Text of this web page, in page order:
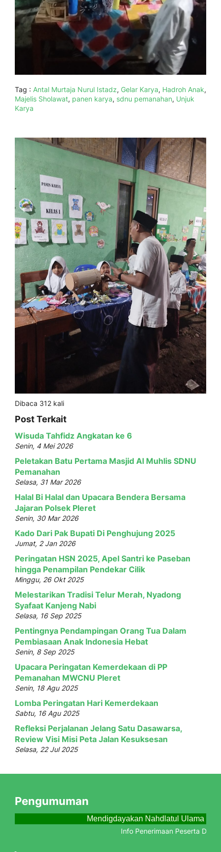
Tag : Antal Murtaja Nurul Istadz, Gelar Karya, Hadroh Anak,
Majelis Sholawat, panen karya, sdnu pemanahan, Unjuk
Karya
Dibaca 312 kali
Post Terkait
Wisuda Tahfidz Angkatan ke 6
Senin, 4 Mei 2026
Peletakan Batu Pertama Masjid Al Muhlis SDNU
Pemanahan
Selasa, 31 Mar 2026
Halal Bi Halal dan Upacara Bendera Bersama
Jajaran Polsek Pleret
Senin, 30 Mar 2026
Kado Dari Pak Bupati Di Penghujung 2025
Jumat, 2 Jan 2026
Peringatan HSN 2025, Apel Santri ke Paseban
hingga Penampilan Pendekar Cilik
Minggu, 26 Okt 2025
Melestarikan Tradisi Telur Merah, Nyadong
Syafaat Kanjeng Nabi
Selasa, 16 Sep 2025
Pentingnya Pendampingan Orang Tua Dalam
Pembiasaan Anak Indonesia Hebat
Senin, 8 Sep 2025
Upacara Peringatan Kemerdekaan di PP
Pemanahan MWCNU Pleret
Senin, 18 Agu 2025
Lomba Peringatan Hari Kemerdekaan
Sabtu, 16 Agu 2025
Refleksi Perjalanan Jelang Satu Dasawarsa,
Review Visi Misi Peta Jalan Kesuksesan
Selasa, 22 Jul 2025
Pengumuman
Mendigdayakan Nahdlatul Ulama
Info Penerimaan Peserta Didik Baru